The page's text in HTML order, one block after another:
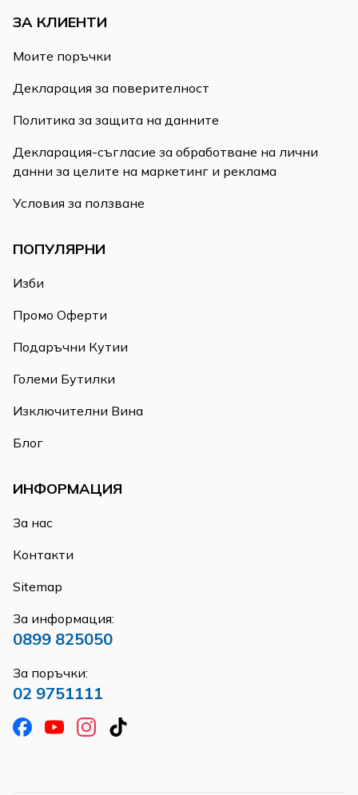
ЗА КЛИЕНТИ
Моите поръчки
Декларация за поверителност
Политика за защита на данните
Декларация-съгласие за обработване на лични
данни за целите на маркетинг и реклама
Условия за ползване
ПОПУЛЯРНИ
Изби
Промо Оферти
Подаръчни Кутии
Големи Бутилки
Изключителни Вина
Блог
ИНФОРМАЦИЯ
За нас
Контакти
Sitemap
За информация:
0899 825050
За поръчки:
02 9751111